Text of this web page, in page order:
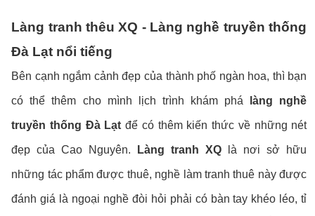
Làng tranh thêu XQ - Làng nghề truyền thống
Đà Lạt nổi tiếng
Bên cạnh ngắm cảnh đẹp của thành phố ngàn hoa, thì bạn
có thể thêm cho mình lịch trình khám phá làng nghề
truyền thống Đà Lạt để có thêm kiến thức về những nét
đẹp của Cao Nguyên. Làng tranh XQ là nơi sở hữu
những tác phẩm được thuê, nghề làm tranh thuê này được
đánh giá là ngoại nghề đòi hỏi phải có bàn tay khéo léo, tỉ